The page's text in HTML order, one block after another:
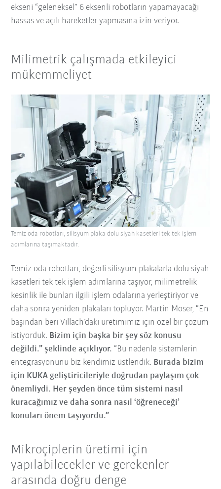
ekseni “geleneksel” 6 eksenli robotların yapamayacağı
hassas ve açılı hareketler yapmasına izin veriyor.
Milimetrik çalışmada etkileyici
mükemmeliyet
Temiz oda robotları, değerli silisyum plakalarla dolu siyah
kasetleri tek tek işlem adımlarına taşıyor, milimetrelik
kesinlik ile bunları ilgili işlem odalarına yerleştiriyor ve
daha sonra yeniden plakaları topluyor. Martin Moser, “En
başından beri Villach’daki üretimimiz için özel bir çözüm
istiyorduk. Bizim için başka bir şey söz konusu
değildi.” şeklinde açıklıyor. “Bu nedenle sistemlerin
entegrasyonunu biz kendimiz üstlendik. Burada bizim
için KUKA geliştiricileriyle doğrudan paylaşım çok
önemliydi. Her şeyden önce tüm sistemi nasıl
kuracağımız ve daha sonra nasıl ‘öğreneceği’
konuları önem taşıyordu.”
Temiz oda robotları, silisyum plaka dolu siyah kasetleri tek tek işlem
adımlarına taşımaktadır.
Mikroçiplerin üretimi için
yapılabilecekler ve gerekenler
arasında doğru denge